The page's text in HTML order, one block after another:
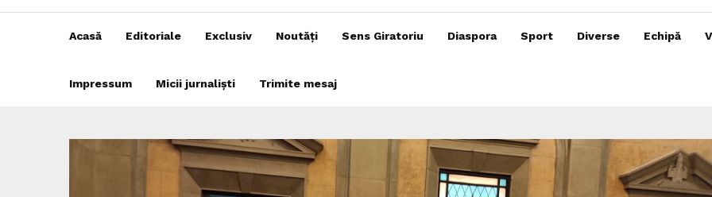
Acasă Editoriale Exclusiv Noutăți Sens Giratoriu Diaspora Sport Diverse Echipă
Impressum Micii jurnaliști Trimite mesaj